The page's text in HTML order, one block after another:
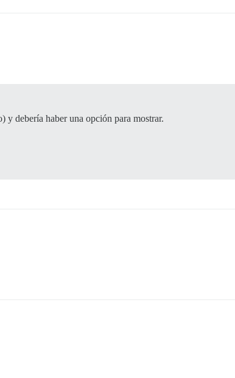
debería haber una opción para mostrar.